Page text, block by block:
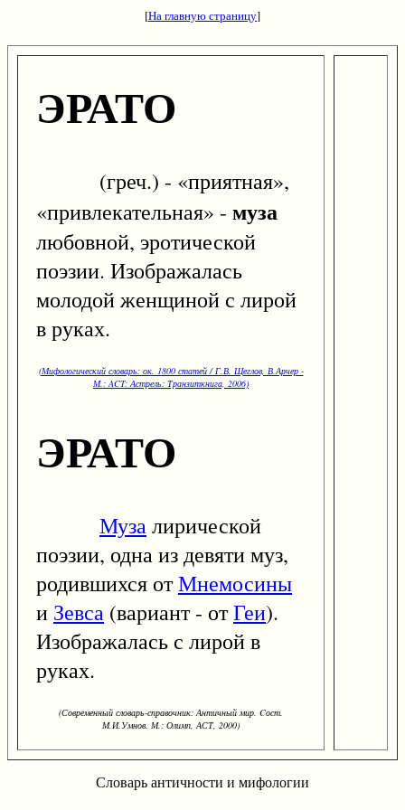
[На главную страницу]
ЭРАТО
(греч.) - «приятная»,
«привлекательная» - муза
любовной, эротической
поэзии. Изображалась
молодой женщиной с лирой
в руках.
(Мифологический словарь: ок. 1800 статей / Г.В. Щеглов, В.Арчер -
М.: ACT: Астрель: Транзиткнига, 2006)
ЭРАТО
Музалирической
поэзии, одна из девяти муз,
родившихся отМнемосины
и Зевса (вариант - отГеи).
Изображалась с лирой в
руках.
(Современный словарь-справочник: Античный мир. Cост.
М.И.Умнов. М.: Олимп, АСТ, 2000)
Словарь античности и мифологии